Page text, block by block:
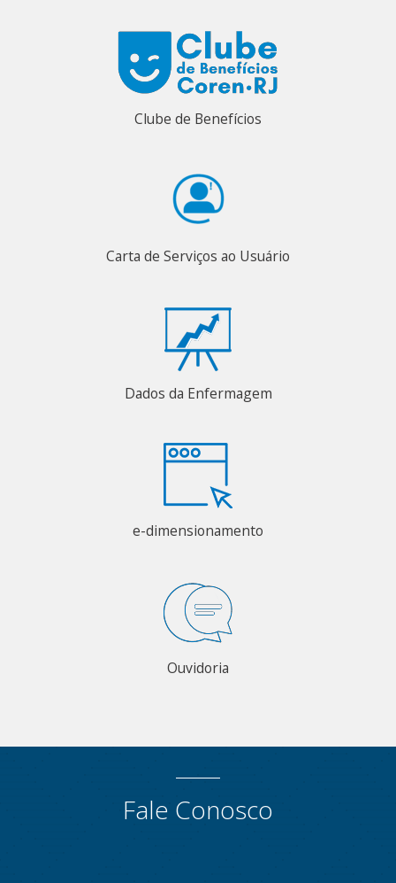
Clube de Benefícios
Carta de Serviços ao Usuário
Dados da Enfermagem
e-dimensionamento
Ouvidoria
Fale Conosco